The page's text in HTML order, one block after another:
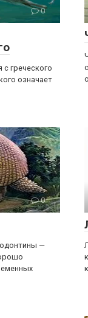
0
греческого
означает
0
—